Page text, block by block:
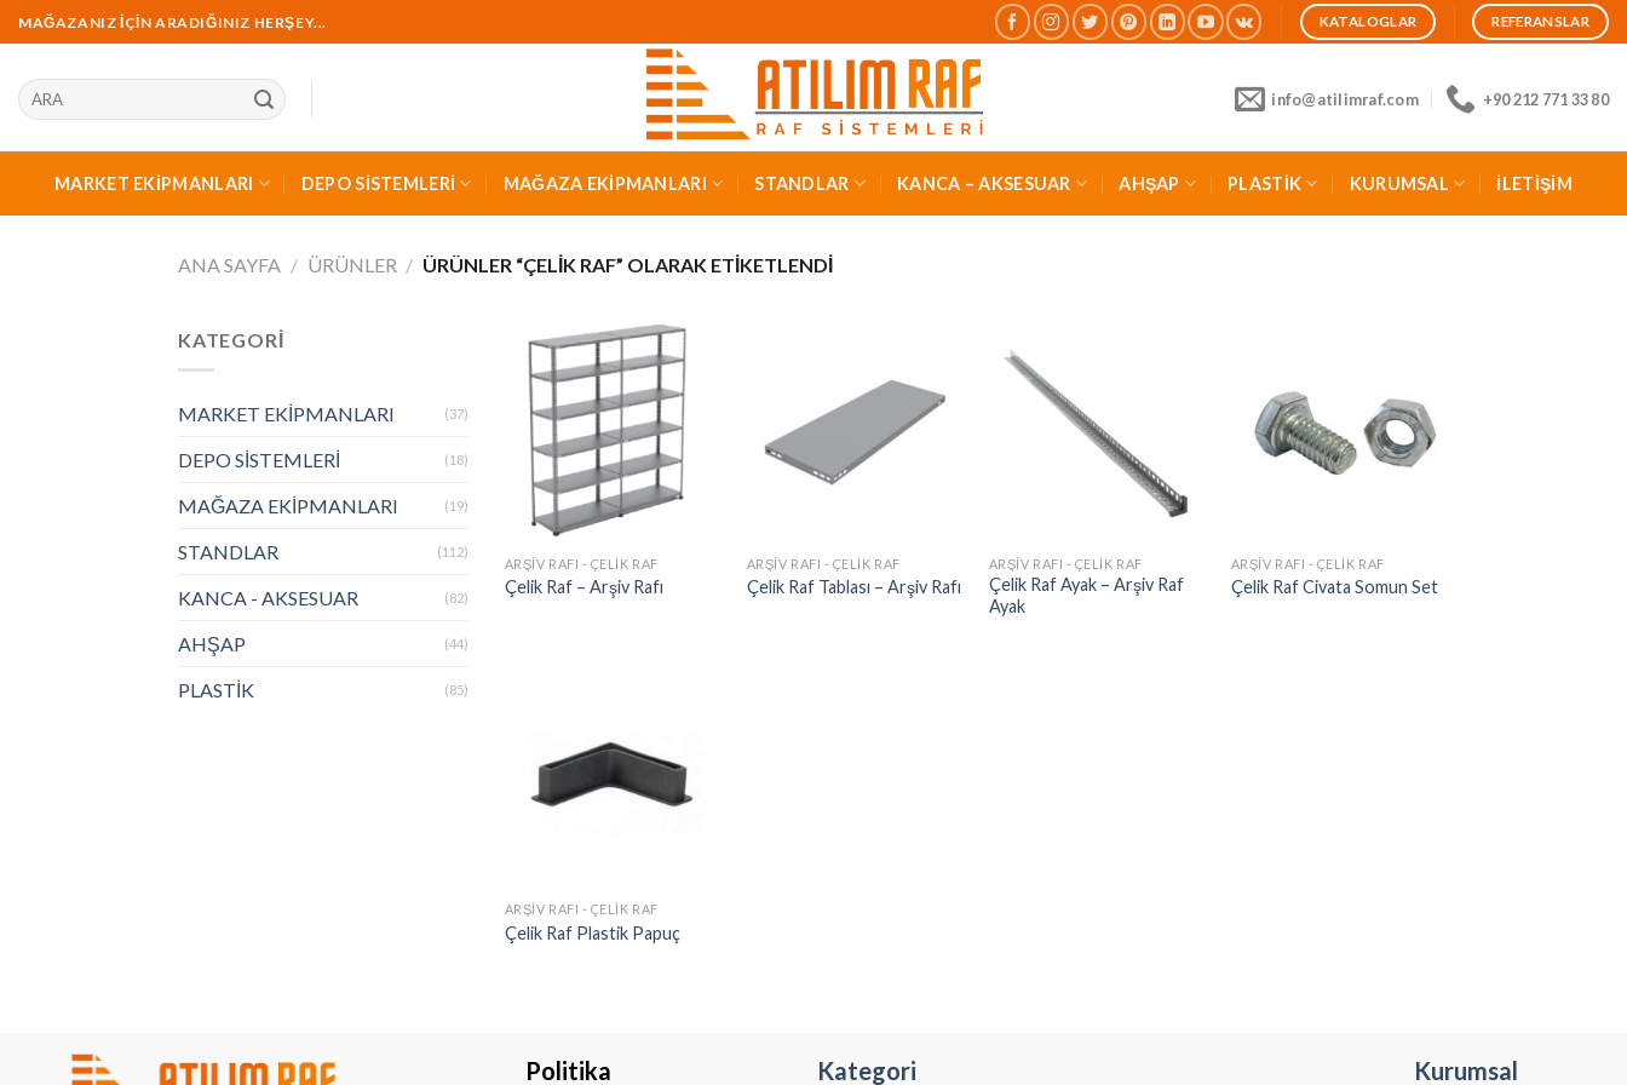
İçeriğe
geç
MAĞAZANIZ İÇİN ARADIĞINIZ HERŞEY... KATALOGLAR REFERANSLAR
Ara:
info@atilimraf.com +90 212 771 33 80
MARKET EKİPMANLARI DEPO SİSTEMLERİ MAĞAZA EKİPMANLARI STANDLAR KANCA – AKSESUAR AHŞAP PLASTİK KURUMSAL İLETİŞİM
ANA SAYFA / ÜRÜNLER / ÜRÜNLER “ÇELIK RAF” OLARAK ETIKETLENDI
KATEGORİ
MARKET EKİPMANLARI (37)
DEPO SİSTEMLERİ (18)
MAĞAZA EKİPMANLARI (19)
STANDLAR (112)
KANCA - AKSESUAR (82)
AHŞAP (44)
PLASTİK (85)
ARŞIV RAFI - ÇELIK RAF
Çelik Raf – Arşiv Rafı
ARŞIV RAFI - ÇELIK RAF
Çelik Raf Tablası – Arşiv Rafı
ARŞIV RAFI - ÇELIK RAF
Çelik Raf Ayak – Arşiv Raf
Ayak
ARŞIV RAFI - ÇELIK RAF
Çelik Raf Civata Somun Set
ARŞIV RAFI - ÇELIK RAF
Çelik Raf Plastik Papuç
Politika Kategori Kurumsal